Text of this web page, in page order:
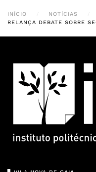
INÍCIO NOTÍCIAS
RELANÇA DEBATE SOBRE